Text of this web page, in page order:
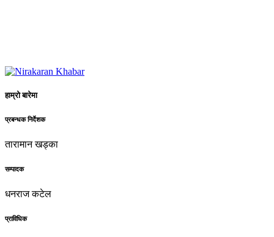
हाम्रो बारेमा
प्रबन्धक निर्देशक
तारामान खड्का
सम्पादक
धनराज कटेल
प्राविधिक